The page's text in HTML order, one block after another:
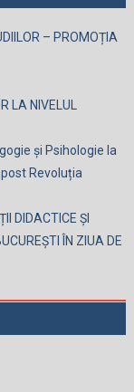
– PROMOȚIA
LA NIVELUL
și Psihologie la
Revoluția
DIDACTICE ȘI
ÎN ZIUA DE